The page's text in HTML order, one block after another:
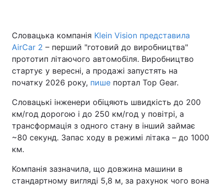
Словацька компанія Klein Vision представила
AirCar 2 – перший "готовий до виробництва"
прототип літаючого автомобіля. Виробництво
стартує у вересні, а продажі запустять на
початку 2026 року, пише портал Top Gear.
Словацькі інженери обіцяють швидкість до 200
км/год дорогою і до 250 км/год у повітрі, а
трансформація з одного стану в інший займає
~80 секунд. Запас ходу в режимі літака – до 1000
км.
Компанія зазначила, що довжина машини в
стандартному вигляді 5,8 м, за рахунок чого вона